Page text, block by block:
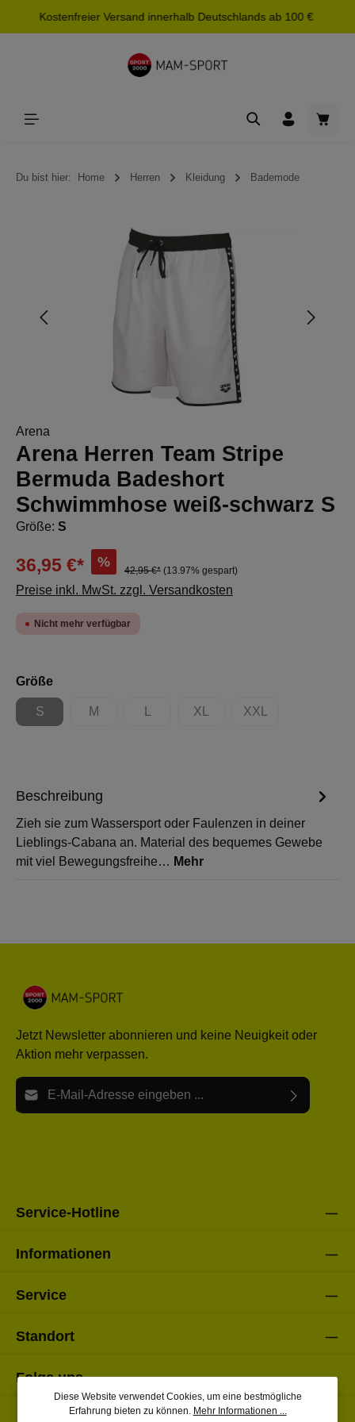
springen
Kostenfreier Versand innerhalb Deutschlands ab 100 €
Du bist hier: Home Herren Kleidung Bademode
Bildergalerie überspringen
Arena
Arena Herren Team Stripe
Bermuda Badeshort
Schwimmhose weiß-schwarz S
Größe: S
36,95 €* %
42,95 €* (13.97% gespart)
Preise inkl. MwSt. zzgl. Versandkosten
Nicht mehr verfügbar
Größeauswählen
S
(Diese Option ist zurzeit nicht verfügbar.)
M
(Diese Option ist zurzeit nicht verfügbar.)
(Diese Option ist zurzeit nicht verfügbar.)
XL
(Diese Option ist zurzeit nicht
XXL
(Diese Option ist
Beschreibung
Zieh sie zum Wassersport oder Faulenzen in deiner
Lieblings-Cabana an. Material des bequemes Gewebe
mit viel Bewegungsfreihe… Mehr
Jetzt Newsletter abonnieren und keine Neuigkeit oder
Aktion mehr verpassen.
E-Mail-Adresse*
Service-Hotline
Informationen
Service
Standort
Folge uns
Diese Website verwendet Cookies, um eine bestmögliche
Erfahrung bieten zu können. Mehr Informationen ...